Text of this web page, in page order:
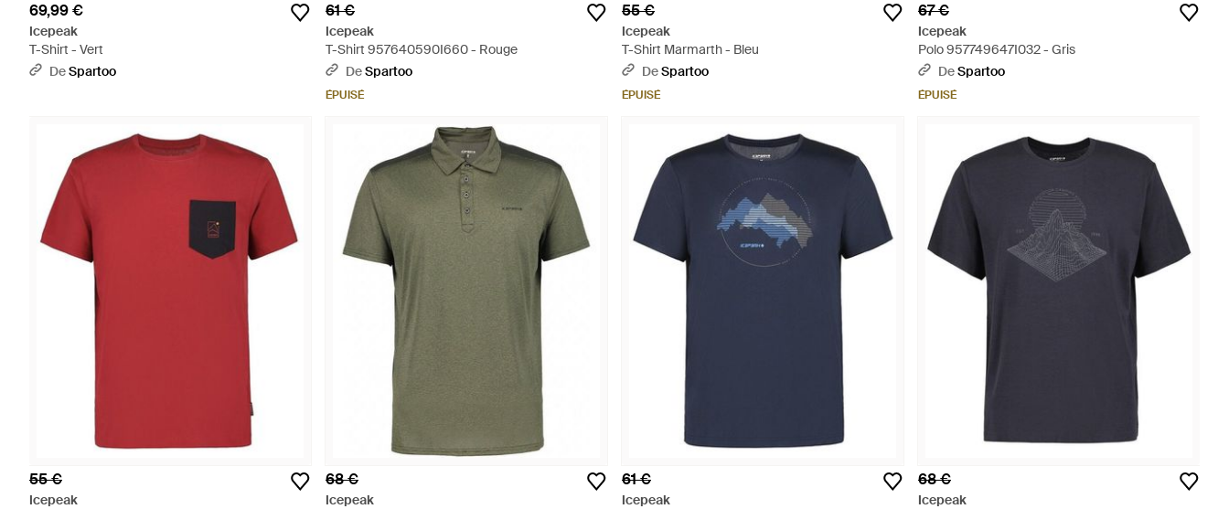
69,99 €
Icepeak
T-Shirt - Vert
DeSpartoo
61 €
Icepeak
T-Shirt 957640590I660 - Rouge
DeSpartoo
ÉPUISÉ
55 €
Icepeak
T-Shirt Marmarth - Bleu
DeSpartoo
ÉPUISÉ
67 €
Icepeak
Polo 957749647I032 - Gris
DeSpartoo
ÉPUISÉ
55 €
Icepeak
68 €
Icepeak
61 €
Icepeak
68 €
Icepeak